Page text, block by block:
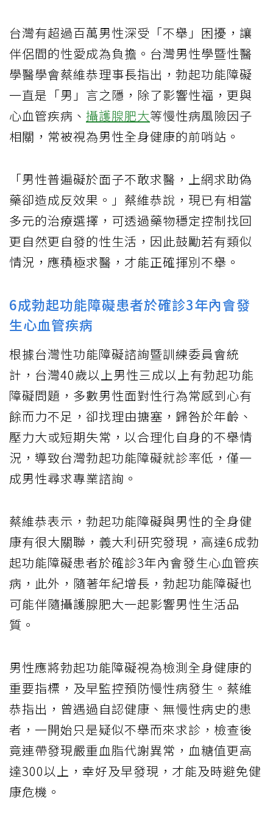
台灣有超過百萬男性深受「不舉」困擾，讓
伴侶間的性愛成為負擔。台灣男性學暨性醫
學醫學會蔡維恭理事長指出，勃起功能障礙
一直是「男」言之隱，除了影響性福，更與
心血管疾病、 攝護腺肥大等慢性病風險因子
相關，常被視為男性全身健康的前哨站。
「男性普遍礙於面子不敢求醫，上網求助偽
藥卻造成反效果。」蔡維恭說，現已有相當
多元的治療選擇，可透過藥物穩定控制找回
更自然更自發的性生活，因此鼓勵若有類似
情況，應積極求醫，才能正確揮別不舉。
6成勃起功能障礙患者於確診3年內會發
生心血管疾病
根據台灣性功能障礙諮詢暨訓練委員會統
計，台灣40歲以上男性三成以上有勃起功能
障礙問題，多數男性面對性行為常感到心有
餘而力不足，卻找理由搪塞，歸咎於年齡、
壓力大或短期失常，以合理化自身的不舉情
況，導致台灣勃起功能障礙就診率低，僅一
成男性尋求專業諮詢。
蔡維恭表示，勃起功能障礙與男性的全身健
康有很大關聯，義大利研究發現，高達6成勃
起功能障礙患者於確診3年內會發生心血管疾
病，此外，隨著年紀增長，勃起功能障礙也
可能伴隨攝護腺肥大一起影響男性生活品
質。
男性應將勃起功能障礙視為檢測全身健康的
重要指標，及早監控預防慢性病發生。蔡維
恭指出，曾遇過自認健康、無慢性病史的患
者，一開始只是疑似不舉而來求診，檢查後
竟連帶發現嚴重血脂代謝異常，血糖值更高
達300以上，幸好及早發現，才能及時避免健
康危機。